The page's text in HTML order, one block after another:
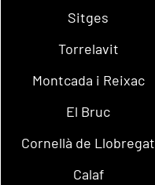
Sitges
Torrelavit
Montcada i Reixac
El Bruc
Cornellà de Llobregat
Calaf